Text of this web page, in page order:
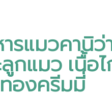
ารแมวคานิ
ลูกแมว เนื้
องครีมมี่